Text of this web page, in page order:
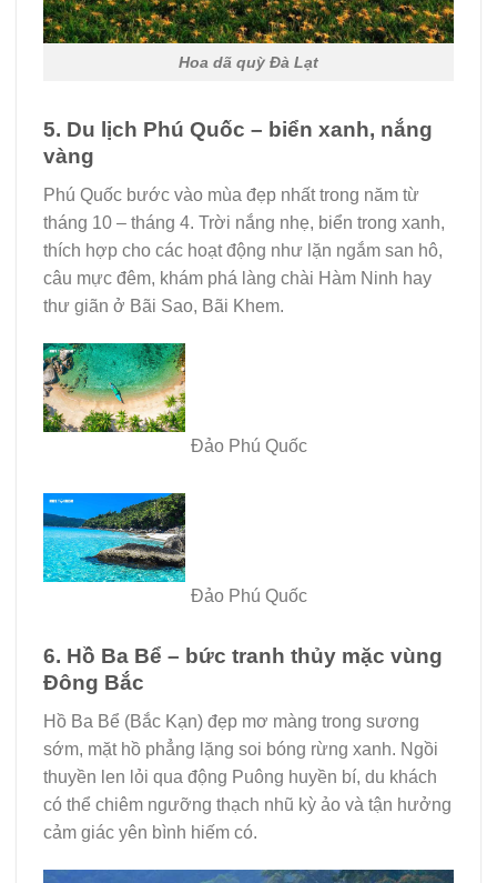
Hoa dã quỳ Đà Lạt
5. Du lịch Phú Quốc – biển xanh, nắng
vàng
Phú Quốc bước vào mùa đẹp nhất trong năm từ
tháng 10 – tháng 4. Trời nắng nhẹ, biển trong xanh,
thích hợp cho các hoạt động như lặn ngắm san hô,
câu mực đêm, khám phá làng chài Hàm Ninh hay
thư giãn ở Bãi Sao, Bãi Khem.
Đảo Phú Quốc
Đảo Phú Quốc
6. Hồ Ba Bể – bức tranh thủy mặc vùng
Đông Bắc
Hồ Ba Bể (Bắc Kạn) đẹp mơ màng trong sương
sớm, mặt hồ phẳng lặng soi bóng rừng xanh. Ngồi
thuyền len lỏi qua động Puông huyền bí, du khách
có thể chiêm ngưỡng thạch nhũ kỳ ảo và tận hưởng
cảm giác yên bình hiếm có.